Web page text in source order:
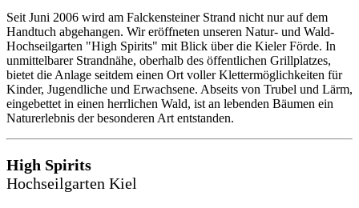
Seit Juni 2006 wird am Falckensteiner Strand nicht nur auf dem
Handtuch abgehangen. Wir eröffneten unseren Natur- und Wald-
Hochseilgarten "High Spirits" mit Blick über die Kieler Förde. In
unmittelbarer Strandnähe, oberhalb des öffentlichen Grillplatzes,
bietet die Anlage seitdem einen Ort voller Klettermöglichkeiten für
Kinder, Jugendliche und Erwachsene. Abseits von Trubel und Lärm,
eingebettet in einen herrlichen Wald, ist an lebenden Bäumen ein
Naturerlebnis der besonderen Art entstanden.
High Spirits
Hochseilgarten Kiel